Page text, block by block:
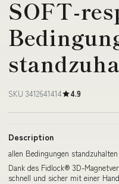
SOFT-
SKU 3412641414 4.9
Description
allen Bedingungen standzuhalten
Dank des Fidlock® 3D-
schnell und sicher mit einer Hand